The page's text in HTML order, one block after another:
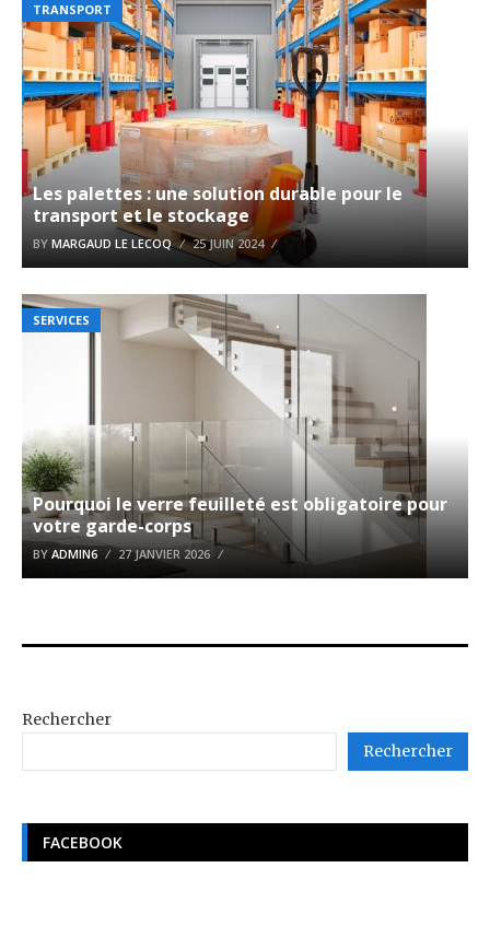
TRANSPORT
Les palettes : une solution durable pour le
transport et le stockage
BY MARGAUD LE LECOQ 25 JUIN 2024
SERVICES
Pourquoi le verre feuilleté est obligatoire pour
votre garde-corps
BY ADMIN6 27 JANVIER 2026
Rechercher
Rechercher
FACEBOOK